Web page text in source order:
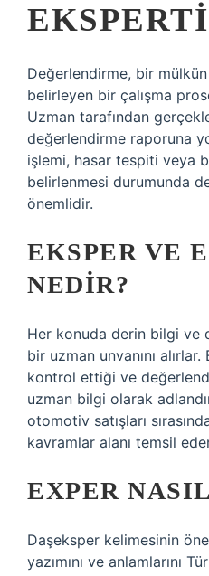
Değerlendirme, bir
belirleyen bir çalışma
Uzman tarafından
değerlendirme raporuna
işlemi, hasar tespiti veya
belirlenmesi durumunda
önemlidir.
EKSPER VE
NEDIR?
Her konuda derin bilgi ve
bir uzman unvanını
kontrol ettiği ve
uzman bilgi olarak
otomotiv satışları
kavramlar alanı temsil
EXPER
Daşeksper kelimesinin
yazımını ve anlamlarını